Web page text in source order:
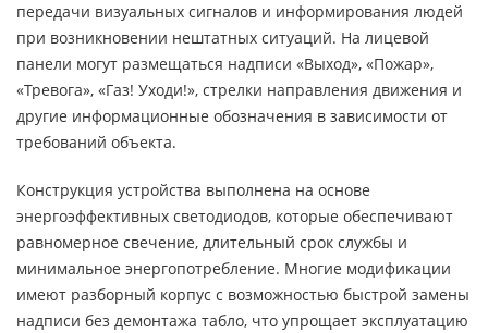
передачи визуальных сигналов и информирования людей
при возникновении нештатных ситуаций. На лицевой
панели могут размещаться надписи «Выход», «Пожар»,
«Тревога», «Газ! Уходи!», стрелки направления движения и
другие информационные обозначения в зависимости от
требований объекта.
Конструкция устройства выполнена на основе
энергоэффективных светодиодов, которые обеспечивают
равномерное свечение, длительный срок службы и
минимальное энергопотребление. Многие модификации
имеют разборный корпус с возможностью быстрой замены
надписи без демонтажа табло, что упрощает эксплуатацию